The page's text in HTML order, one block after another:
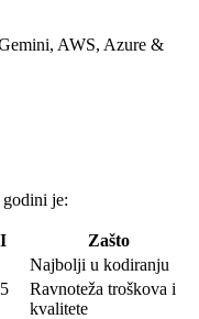
AWS, Azure &
je:
Zašto
Najbolji u kodiranju
Ravnoteža troškova i
kvalitete